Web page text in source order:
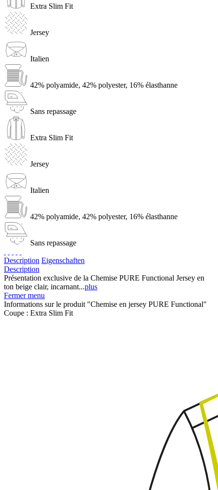
Extra Slim Fit
Jersey
Italien
42% polyamide, 42% polyester, 16% élasthanne
Sans repassage
Extra Slim Fit
Jersey
Italien
42% polyamide, 42% polyester, 16% élasthanne
Sans repassage
Description Eigenschaften
Description
Présentation exclusive de la Chemise PURE Functional Jersey en
ton beige clair, incarnant...plus
Fermer menu
Informations sur le produit "Chemise en jersey PURE Functional"
Coupe : Extra Slim Fit